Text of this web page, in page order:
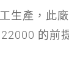
生產，此
的前